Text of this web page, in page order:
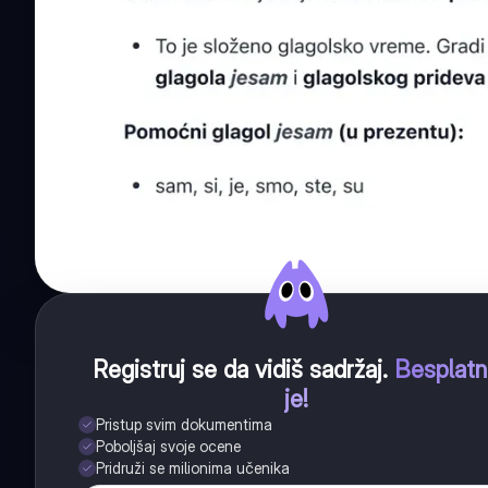
Registruj se da vidiš sadržaj.
je!
Pristup svim dokumentima
Poboljšaj svoje ocene
Pridruži se milionima učenika